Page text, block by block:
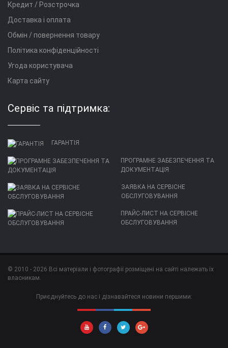
Кредит / Розстрочка
Доставка і оплата
Обмін / повернення товару
Політика конфіденційності
Угода користувача
Карта сайту
Сервіс та підтримка:
ГАРАНТІЯ
ПРОГРАМНЕ ЗАБЕЗПЕЧЕННЯ ТА
ДОКУМЕНТАЦІЯ
ЗАЯВКА НА СЕРВІСНЕ
ОБСЛУГОВУВАННЯ
ПРАЙС-ЛИСТ НА СЕРВІСНЕ
ОБСЛУГОВУВАННЯ
© 2010 - 2026 Всі матеріали і фотографії розміщені на сайті належать їх
власникам.
Приєднуйтесь до нас і дізнавайтеся новини першими: